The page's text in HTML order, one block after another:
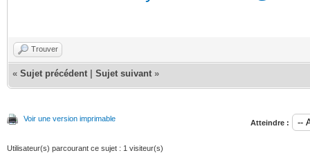
Trouver
« Sujet précédent Sujet suivant »
Voir une version imprimable Atteindre :
Utilisateur(s) parcourant ce sujet : 1 visiteur(s)